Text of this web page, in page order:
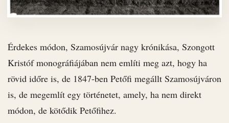
Érdekes módon, Szamosújvár nagy krónikása, Szongott
Kristóf monográfiájában nem említi meg azt, hogy ha
rövid időre is, de 1847-ben Petőfi megállt Szamosújváron
is, de megemlít egy történetet, amely, ha nem direkt
módon, de kötődik Petőfihez.